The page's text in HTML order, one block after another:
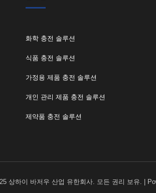
화학 충전 솔루션
식품 충전 솔루션
가정용 제품 충전 솔루션
개인 관리 제품 충전 솔루션
제약품 충전 솔루션
상하이 바저우 산업 유한회사. 모든 권리 보유. |